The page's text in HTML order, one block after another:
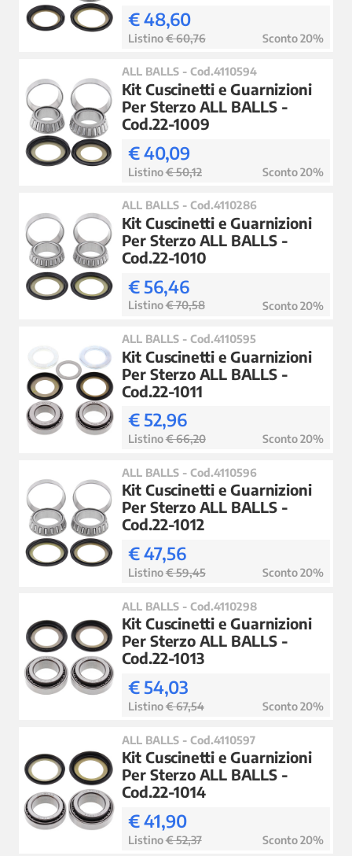
€ 48,60
Listino€ 60,76 Sconto 20%
ALL BALLS - Cod.4110594
Kit Cuscinetti e Guarnizioni
Per Sterzo ALL BALLS -
Cod.22-1009
€ 40,09
Listino€ 50,12 Sconto 20%
ALL BALLS - Cod.4110286
Kit Cuscinetti e Guarnizioni
Per Sterzo ALL BALLS -
Cod.22-1010
€ 56,46
Listino€ 70,58 Sconto 20%
ALL BALLS - Cod.4110595
Kit Cuscinetti e Guarnizioni
Per Sterzo ALL BALLS -
Cod.22-1011
€ 52,96
Listino€ 66,20 Sconto 20%
ALL BALLS - Cod.4110596
Kit Cuscinetti e Guarnizioni
Per Sterzo ALL BALLS -
Cod.22-1012
€ 47,56
Listino€ 59,45 Sconto 20%
ALL BALLS - Cod.4110298
Kit Cuscinetti e Guarnizioni
Per Sterzo ALL BALLS -
Cod.22-1013
€ 54,03
Listino€ 67,54 Sconto 20%
ALL BALLS - Cod.4110597
Kit Cuscinetti e Guarnizioni
Per Sterzo ALL BALLS -
Cod.22-1014
€ 41,90
Listino€ 52,37 Sconto 20%